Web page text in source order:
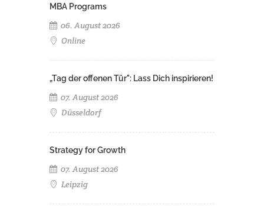
MBA Programs
06. August 2026
Online
„Tag der offenen Tür": Lass Dich inspirieren!
07. August 2026
Düsseldorf
Strategy for Growth
07. August 2026
Leipzig